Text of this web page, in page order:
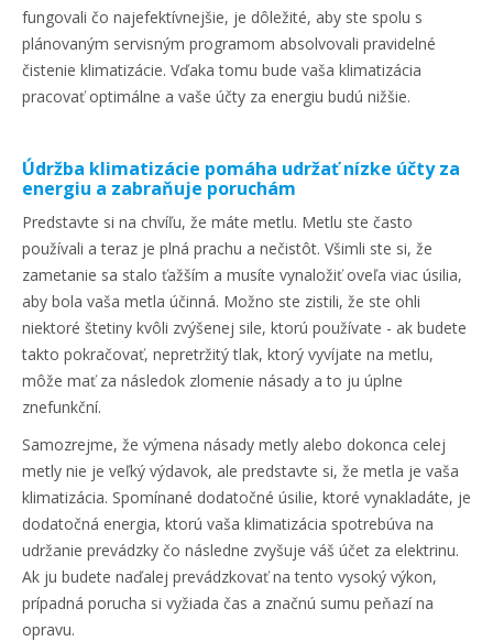
fungovali čo najefektívnejšie, je dôležité, aby ste spolu s
plánovaným servisným programom absolvovali pravidelné
čistenie klimatizácie. Vďaka tomu bude vaša klimatizácia
pracovať optimálne a vaše účty za energiu budú nižšie.
Údržba klimatizácie pomáha udržať nízke účty za
energiu a zabraňuje poruchám
Predstavte si na chvíľu, že máte metlu. Metlu ste často
používali a teraz je plná prachu a nečistôt. Všimli ste si, že
zametanie sa stalo ťažším a musíte vynaložiť oveľa viac úsilia,
aby bola vaša metla účinná. Možno ste zistili, že ste ohli
niektoré štetiny kvôli zvýšenej sile, ktorú používate - ak budete
takto pokračovať, nepretržitý tlak, ktorý vyvíjate na metlu,
môže mať za následok zlomenie násady a to ju úplne
znefunkční.
Samozrejme, že výmena násady metly alebo dokonca celej
metly nie je veľký výdavok, ale predstavte si, že metla je vaša
klimatizácia. Spomínané dodatočné úsilie, ktoré vynakladáte, je
dodatočná energia, ktorú vaša klimatizácia spotrebúva na
udržanie prevádzky čo následne zvyšuje váš účet za elektrinu.
Ak ju budete naďalej prevádzkovať na tento vysoký výkon,
prípadná porucha si vyžiada čas a značnú sumu peňazí na
opravu.